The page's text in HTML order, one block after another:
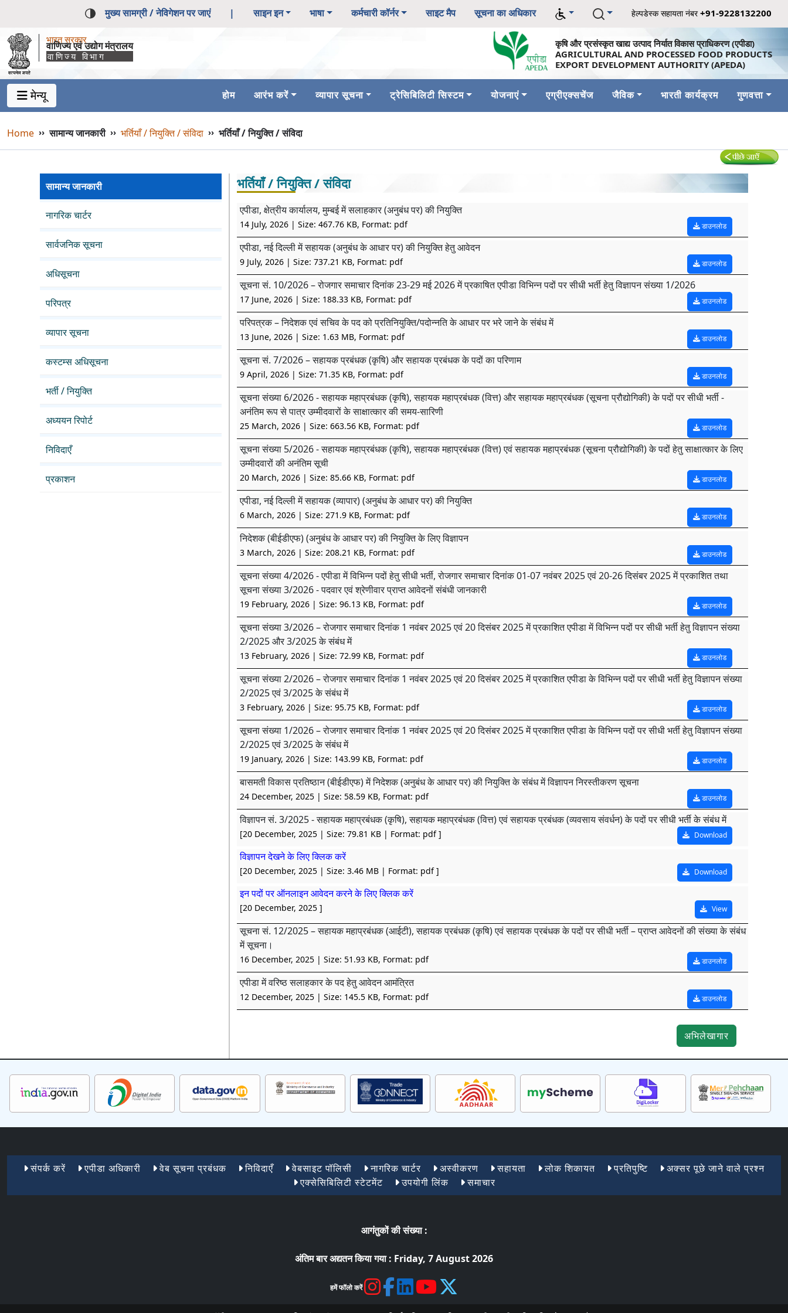
मुख्य सामग्री / नेविगेशन पर जाएं | साइन इन भाषा कर्मचारी कॉर्नर साइट मैप सूचना का अधिकार हेल्पडेस्क सहायता नंबर+91-9228132200
भारत सरकार
वाणिज्य एवं उद्योग मंत्रालय
वाणिज्य विभाग
कृषि और प्रसंस्कृत खाद्य उत्पाद निर्यात विकास प्राधिकरण (एपीडा)
AGRICULTURAL AND PROCESSED FOOD PRODUCTS
EXPORT DEVELOPMENT AUTHORITY (APEDA)
मेन्यू
Main Navigation 1
Main Menu Horizontal होम आरंभ करें व्यापार सूचना ट्रेसिबिलिटी सिस्टम योजनाएं एग्रीएक्सचेंज जैविक भारती कार्यक्रम गुणवत्ता
Breadcrumb
Home ››सामान्य जानकारी›› भर्तियाँ / नियुक्ति / संविदा ›› भर्तियाँ / नियुक्ति / संविदा
सामान्य जानकारी
नागरिक चार्टर
सार्वजनिक सूचना
अधिसूचना
परिपत्र
व्यापार सूचना
कस्टम्स अधिसूचना
भर्ती / नियुक्ति
अध्ययन रिपोर्ट
निविदाएँ
प्रकाशन
भर्तियाँ / नियुक्ति / संविदा
एपीडा, क्षेत्रीय कार्यालय, मुम्बई में सलाहकार (अनुबंध पर) की नियुक्ति
14 July, 2026 | Size: 467.76 KB, Format: pdf डाउनलोड
एपीडा, नई दिल्ली में सहायक (अनुबंध के आधार पर) की नियुक्ति हेतु आवेदन
9 July, 2026 | Size: 737.21 KB, Format: pdf डाउनलोड
सूचना सं. 10/2026 – रोजगार समाचार दिनांक 23-29 मई 2026 में प्रकाषित एपीडा विभिन्न पदों पर सीधी भर्ती हेतु विज्ञापन संख्या 1/2026
17 June, 2026 | Size: 188.33 KB, Format: pdf डाउनलोड
परिपत्रक – निदेशक एवं सचिव के पद को प्रतिनियुक्ति/पदोन्नति के आधार पर भरे जाने के संबंध में
13 June, 2026 | Size: 1.63 MB, Format: pdf डाउनलोड
सूचना सं. 7/2026 – सहायक प्रबंधक (कृषि) और सहायक प्रबंधक के पदों का परिणाम
9 April, 2026 | Size: 71.35 KB, Format: pdf डाउनलोड
सूचना संख्या 6/2026 - सहायक महाप्रबंधक (कृषि), सहायक महाप्रबंधक (वित्त) और सहायक महाप्रबंधक (सूचना प्रौद्योगिकी) के पदों पर सीधी भर्ती -
अनंतिम रूप से पात्र उम्मीदवारों के साक्षात्कार की समय-सारिणी
25 March, 2026 | Size: 663.56 KB, Format: pdf डाउनलोड
सूचना संख्या 5/2026 - सहायक महाप्रबंधक (कृषि), सहायक महाप्रबंधक (वित्त) एवं सहायक महाप्रबंधक (सूचना प्रौद्योगिकी) के पदों हेतु साक्षात्कार के लिए
उम्मीदवारों की अनंतिम सूची
20 March, 2026 | Size: 85.66 KB, Format: pdf डाउनलोड
एपीडा, नई दिल्ली में सहायक (व्यापार) (अनुबंध के आधार पर) की नियुक्ति
6 March, 2026 | Size: 271.9 KB, Format: pdf डाउनलोड
निदेशक (बीईडीएफ) (अनुबंध के आधार पर) की नियुक्ति के लिए विज्ञापन
3 March, 2026 | Size: 208.21 KB, Format: pdf डाउनलोड
सूचना संख्या 4/2026 - एपीडा में विभिन्न पदों हेतु सीधी भर्ती, रोजगार समाचार दिनांक 01-07 नवंबर 2025 एवं 20-26 दिसंबर 2025 में प्रकाशित तथा
सूचना संख्या 3/2026 - पदवार एवं श्रेणीवार प्राप्त आवेदनों संबंधी जानकारी
19 February, 2026 | Size: 96.13 KB, Format: pdf डाउनलोड
सूचना संख्या 3/2026 – रोजगार समाचार दिनांक 1 नवंबर 2025 एवं 20 दिसंबर 2025 में प्रकाशित एपीडा में विभिन्न पदों पर सीधी भर्ती हेतु विज्ञापन संख्या
2/2025 और 3/2025 के संबंध में
13 February, 2026 | Size: 72.99 KB, Format: pdf डाउनलोड
सूचना संख्या 2/2026 – रोजगार समाचार दिनांक 1 नवंबर 2025 एवं 20 दिसंबर 2025 में प्रकाशित एपीडा के विभिन्न पदों पर सीधी भर्ती हेतु विज्ञापन संख्या
2/2025 एवं 3/2025 के संबंध में
3 February, 2026 | Size: 95.75 KB, Format: pdf डाउनलोड
सूचना संख्या 1/2026 – रोजगार समाचार दिनांक 1 नवंबर 2025 एवं 20 दिसंबर 2025 में प्रकाशित एपीडा के विभिन्न पदों पर सीधी भर्ती हेतु विज्ञापन संख्या
2/2025 एवं 3/2025 के संबंध में
19 January, 2026 | Size: 143.99 KB, Format: pdf डाउनलोड
बासमती विकास प्रतिष्ठान (बीईडीएफ) में निदेशक (अनुबंध के आधार पर) की नियुक्ति के संबंध में विज्ञापन निरस्तीकरण सूचना
24 December, 2025 | Size: 58.59 KB, Format: pdf डाउनलोड
विज्ञापन सं. 3/2025 - सहायक महाप्रबंधक (कृषि), सहायक महाप्रबंधक (वित्त) एवं सहायक प्रबंधक (व्यवसाय संवर्धन) के पदों पर सीधी भर्ती के संबंध में
[20 December, 2025 | Size: 79.81 KB | Format: pdf Download
]
विज्ञापन देखने के लिए क्लिक करें
[20 December, 2025 | Size: 3.46 MB | Format: pdf Download
]
इन पदों पर ऑनलाइन आवेदन करने के लिए क्लिक करें
[20 December, 2025 View
]
सूचना सं. 12/2025 – सहायक महाप्रबंधक (आईटी), सहायक प्रबंधक (कृषि) एवं सहायक प्रबंधक के पदों पर सीधी भर्ती – प्राप्त आवेदनों की संख्या के संबंध
में सूचना।
16 December, 2025 | Size: 51.93 KB, Format: pdf डाउनलोड
एपीडा में वरिष्ठ सलाहकार के पद हेतु आवेदन आमंत्रित
12 December, 2025 | Size: 145.5 KB, Format: pdf डाउनलोड
अभिलेखागार
Footer Menu 1
संपर्क करें एपीडा अधिकारी वेब सूचना प्रबंधक निविदाएँ वेबसाइट पॉलिसी नागरिक चार्टर अस्वीकरण सहायता लोक शिकायत प्रतिपुष्टि
अक्सर पूछे जाने वाले प्रश्न
एक्सेसिबिलिटी स्टेटमेंट
उपयोगी लिंक समाचार
आगंतुकों की संख्या :
अंतिम बार अद्यतन किया गया : Friday, 7 August 2026
हमें फॉलो करें